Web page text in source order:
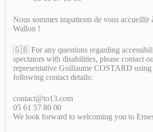
Nous sommes impatients de vous accueillir
Wallon !
🇬🇧 For any questions regarding
spectators with disabilities, please contact
representative Guillaume COSTARD using
following contact details:
contact@to13.com
05 61 57 80 00
We look forward to welcoming you to